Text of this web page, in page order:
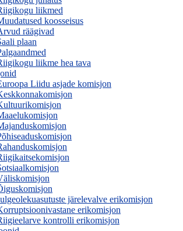
liikmed
koosseisus
räägivad
plaan
liikme hea tava
Liidu asjade komisjon
järelevalve erikomisjon
erikomisjon
kontrolli erikomisjon